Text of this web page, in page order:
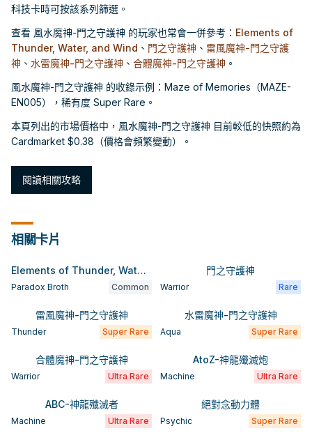
科技卡時可按該系列篩選。
查看 風水魔神-門之守護神 的玩家也常會一併參考： Elements of
Thunder, Water, and Wind 、 門之守護神 、 雷風魔神-門之守護
神 、 水雷魔神-門之守護神 、 合體魔神-門之守護神 。
風水魔神-門之守護神 的收錄示例：Maze of Memories（MAZE-
EN005），稀有度 Super Rare。
本頁列出的市場價格中，風水魔神-門之守護神 目前較低的快照約為
Cardmarket $0.38（價格會頻繁變動）。
閱讀相關攻略
相關卡片
自動翻譯Elements of Thunder, Water, and Wind
Paradox Broth Common
門之守護神
Warrior Rare
雷風魔神-門之守護神
Thunder Super Rare
水雷魔神-門之守護神
Aqua Super Rare
合體魔神-門之守護神
Warrior Ultra Rare
AtoZ-神龍殲滅炮
Machine Ultra Rare
ABC-神龍殲滅者
Machine Ultra Rare
絕對念動力體
Psychic Super Rare